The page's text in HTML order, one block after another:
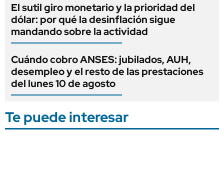
El sutil giro monetario y la prioridad del
dólar: por qué la desinflación sigue
mandando sobre la actividad
Cuándo cobro ANSES: jubilados, AUH,
desempleo y el resto de las prestaciones
del lunes 10 de agosto
Te puede interesar